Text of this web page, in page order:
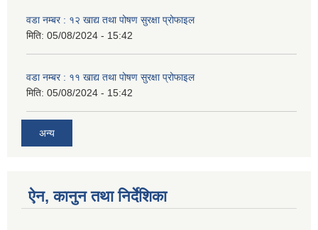
वडा नम्बर : १२ खाद्य तथा पोषण सुरक्षा प्रोफाइल
मिति: 05/08/2024 - 15:42
वडा नम्बर : ११ खाद्य तथा पोषण सुरक्षा प्रोफाइल
मिति: 05/08/2024 - 15:42
अन्य
ऐन, कानुन तथा निर्देशिका